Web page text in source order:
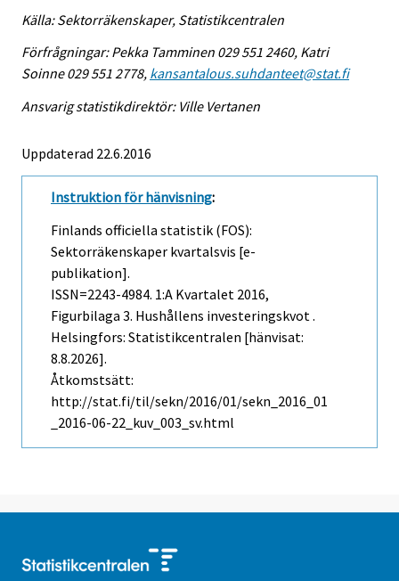
Källa: Sektorräkenskaper, Statistikcentralen
Förfrågningar: Pekka Tamminen 029 551 2460, Katri
Soinne 029 551 2778, kansantalous.suhdanteet@stat.fi
Ansvarig statistikdirektör: Ville Vertanen
Uppdaterad 22.6.2016
Instruktion för hänvisning:
Finlands officiella statistik (FOS):
Sektorräkenskaper kvartalsvis [e-
publikation].
ISSN=2243-4984. 1:a Kvartalet 2016,
Figurbilaga 3. Hushållens investeringskvot .
Helsingfors: Statistikcentralen [hänvisat:
8.8.2026].
Åtkomstsätt:
http://stat.fi/til/sekn/2016/01/sekn_2016_01
_2016-06-22_kuv_003_sv.html